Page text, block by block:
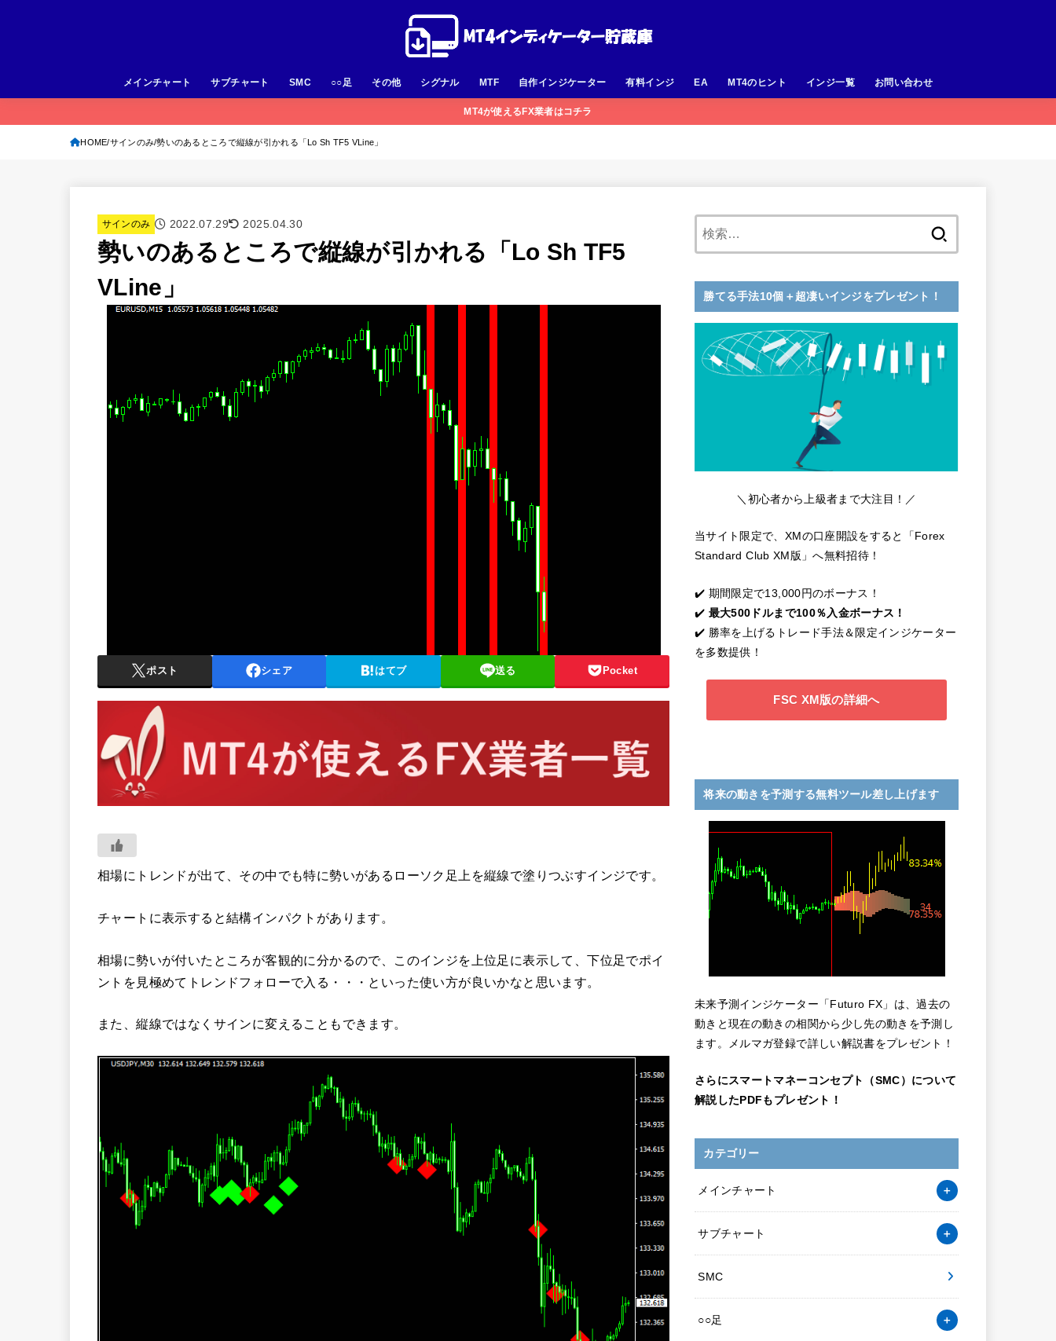
メインチャート サブチャート SMC ○○足 その他 シグナル MTF 自作インジケーター 有料インジ EA MT4のヒント インジ一覧 お問い合わせ
MT4が使えるFX業者はコチラ
HOME サインのみ 勢いのあるところで縦線が引かれる「Lo Sh TF5 VLine」
サインのみ 2022.07.29 2025.04.30
勢いのあるところで縦線が引かれる「Lo Sh TF5
VLine」
ポスト シェア はてブ 送る Pocket
相場にトレンドが出て、その中でも特に勢いがあるローソク足上を縦線で塗りつぶすインジです。
チャートに表示すると結構インパクトがあります。
相場に勢いが付いたところが客観的に分かるので、このインジを上位足に表示して、下位足でポイ
ントを見極めてトレンドフォローで入る・・・といった使い方が良いかなと思います。
また、縦線ではなくサインに変えることもできます。
勝てる手法10個＋超凄いインジをプレゼント！
＼初心者から上級者まで大注目！／
当サイト限定で、XMの口座開設をすると「Forex
Standard Club XM版」へ無料招待！
✔️ 期間限定で13,000円のボーナス！
✔️ 最大500ドルまで100％入金ボーナス！
✔️ 勝率を上げるトレード手法＆限定インジケーター
を多数提供！
FSC XM版の詳細へ
将来の動きを予測する無料ツール差し上げます
未来予測インジケーター「Futuro FX」は、過去の
動きと現在の動きの相関から少し先の動きを予測し
ます。メルマガ登録で詳しい解説書をプレゼント！
さらにスマートマネーコンセプト（SMC）について
解説したPDFもプレゼント！
カテゴリー
メインチャート
サブチャート
SMC
○○足